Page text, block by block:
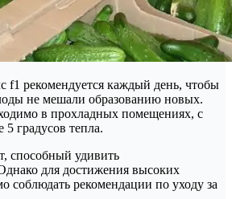
f1 рекомендуется каждый день, чтобы
не мешали образованию новых.
в прохладных помещениях, с
5 градусов тепла.
способный удивить
для достижения высоких
соблюдать рекомендации по уходу за